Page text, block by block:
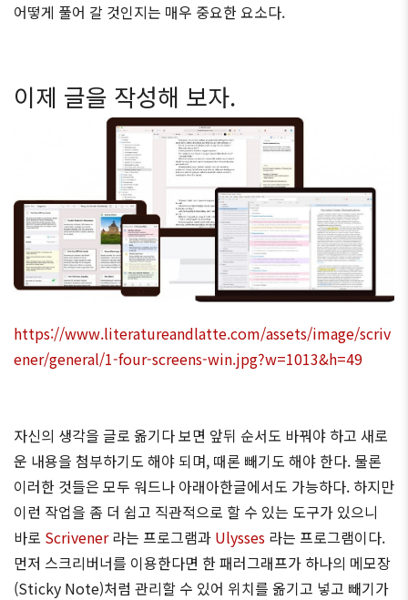
어떻게 풀어 갈 것인지는 매우 중요한 요소다.
이제 글을 작성해 보자.
https://www.literatureandlatte.com/assets/image/scriv
ener/general/1-four-screens-win.jpg?w=1013&h=49
자신의 생각을 글로 옮기다 보면 앞뒤 순서도 바꿔야 하고 새로
운 내용을 첨부하기도 해야 되며, 때론 빼기도 해야 한다. 물론
이러한 것들은 모두 워드나 아래아한글에서도 가능하다. 하지만
이런 작업을 좀 더 쉽고 직관적으로 할 수 있는 도구가 있으니
바로 Scrivener라는 프로그램과 Ulysses 라는 프로그램이다.
먼저 스크리버너를 이용한다면 한 패러그래프가 하나의 메모장
(Sticky Note)처럼 관리할 수 있어 위치를 옮기고 넣고 빼기가